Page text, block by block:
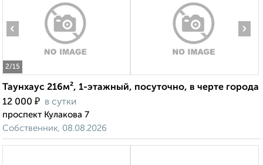
2/15
‹ ›
Таунхаус 216м², 1-этажный, посуточно, в черте города
12 000 ₽ в сутки
проспект Кулакова 7
Собственник, 08.08.2026